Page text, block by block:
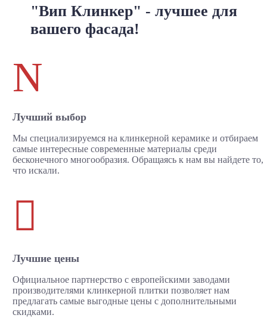
"Вип Клинкер" - лучшее для
вашего фасада!
N
Лучший выбор
Мы специализируемся на клинкерной керамике и отбираем
самые интересные современные материалы среди
бесконечного многообразия. Обращаясь к нам вы найдете то,
что искали.

Лучшие цены
Официальное партнерство с европейскими заводами
производителями клинкерной плитки позволяет нам
предлагать самые выгодные цены с дополнительными
скидками.